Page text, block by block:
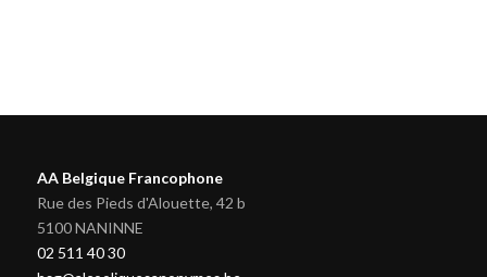
AA Belgique Francophone
Rue des Pieds d'Alouette, 42 b
5100 NANINNE
02 511 40 30